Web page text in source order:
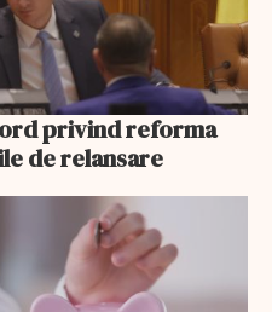
privind reforma
de relansare